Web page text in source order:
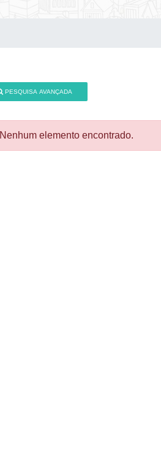
PESQUISA AVANÇADA
Nenhum elemento encontrado.